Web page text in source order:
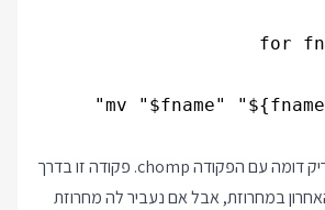
מסתבר שלרובי יש טריק דומה עם הפקודה chomp. פקודה זו בדרך
במחרוזת, אבל אם נעביר לה מחרוזת